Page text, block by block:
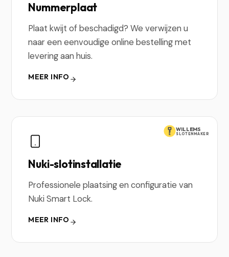
Nummerplaat
Plaat kwijt of beschadigd? We verwijzen u
naar een eenvoudige online bestelling met
levering aan huis.
MEER INFO
WILLEMS
SLOTENMAKER
Nuki-slotinstallatie
Professionele plaatsing en configuratie van
Nuki Smart Lock.
MEER INFO